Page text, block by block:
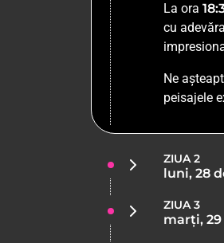
La ora
cu
Ne
peisajele
ZIUA 2
luni, 28
ZIUA 3
marți,